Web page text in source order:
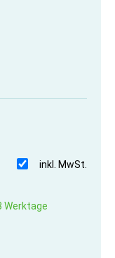
inkl. MwSt.
Werktage